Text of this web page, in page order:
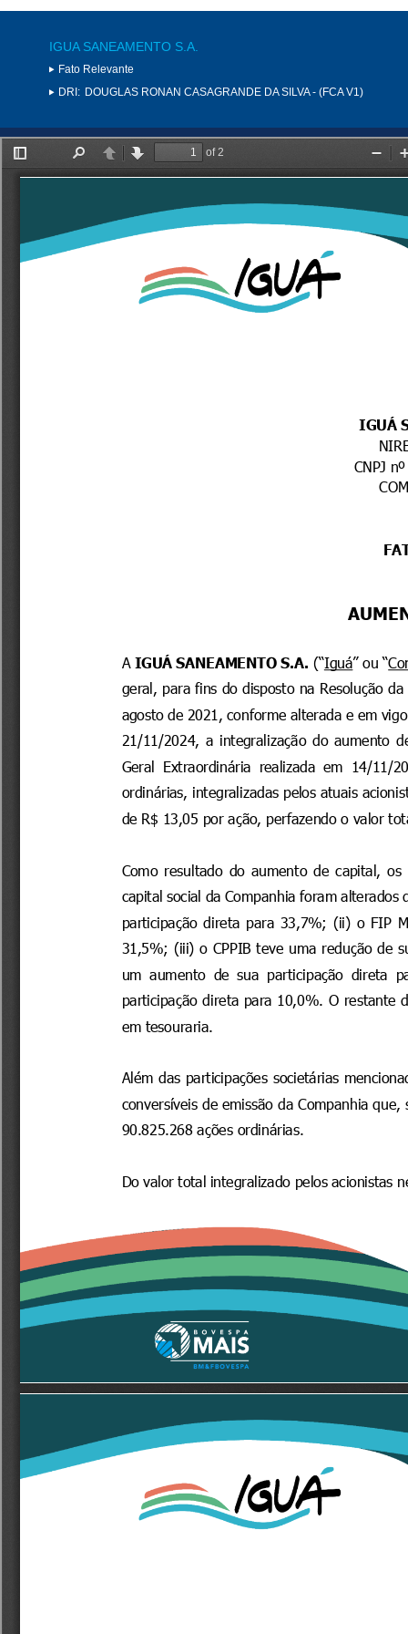
IGUA SANEAMENTO S.A.
Fato Relevante
DRI: DOUGLAS RONAN CASAGRANDE DA SILVA - (FCA V1)